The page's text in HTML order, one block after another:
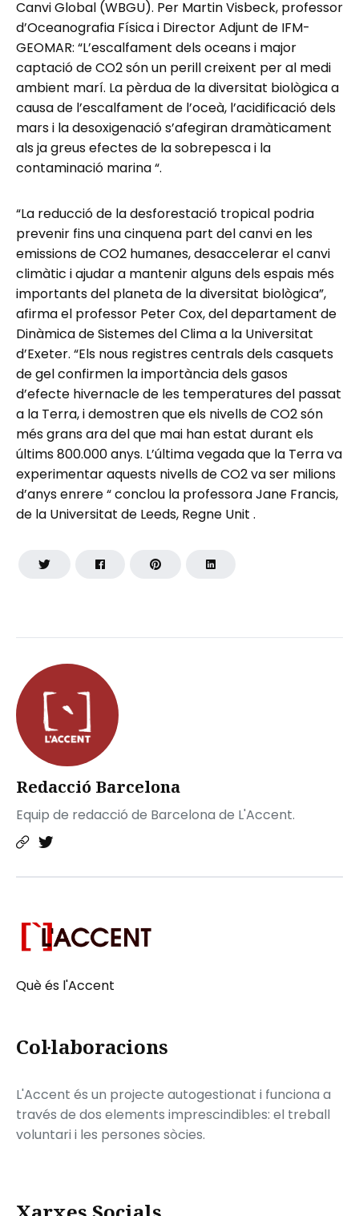
Redacció Barcelona
Equip de redacció de Barcelona de L'Accent.
Canvi Global (WBGU). Per Martin Visbeck, professor
d’Oceanografia Física i Director Adjunt de IFM-
GEOMAR: “L’escalfament dels oceans i major
captació de CO2 són un perill creixent per al medi
ambient marí. La pèrdua de la diversitat biològica a
causa de l’escalfament de l’oceà, l’acidificació dels
mars i la desoxigenació s’afegiran dramàticament
als ja greus efectes de la sobrepesca i la
contaminació marina “.
“La reducció de la desforestació tropical podria
prevenir fins una cinquena part del canvi en les
emissions de CO2 humanes, desaccelerar el canvi
climàtic i ajudar a mantenir alguns dels espais més
importants del planeta de la diversitat biològica”,
afirma el professor Peter Cox, del departament de
Dinàmica de Sistemes del Clima a la Universitat
d’Exeter. “Els nous registres centrals dels casquets
de gel confirmen la importància dels gasos
d’efecte hivernacle de les temperatures del passat
a la Terra, i demostren que els nivells de CO2 són
més grans ara del que mai han estat durant els
últims 800.000 anys. L’última vegada que la Terra va
experimentar aquests nivells de CO2 va ser milions
d’anys enrere “ conclou la professora Jane Francis,
de la Universitat de Leeds, Regne Unit .
Què és l'Accent
Col·laboracions
L'Accent és un projecte autogestionat i funciona a
través de dos elements imprescindibles: el treball
voluntari i les persones sòcies.